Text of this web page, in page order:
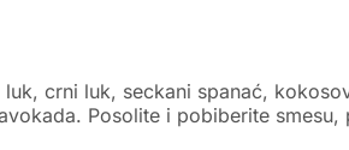
crni luk, seckani spanać,
Posolite i pobiberite smesu,